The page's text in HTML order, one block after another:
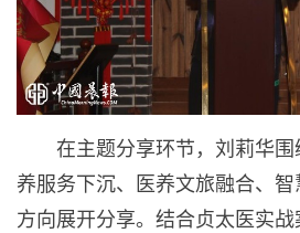
在主题分享环节，刘莉华
养服务下沉、医养文旅融合、
方向展开分享。结合贞太医实